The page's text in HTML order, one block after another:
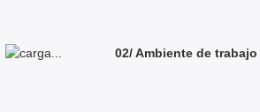
02/ Ambiente de trabajo